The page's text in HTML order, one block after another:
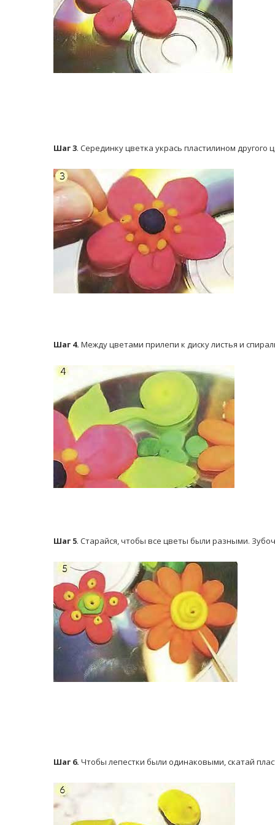
Шаг 3. Серединку цветка укрась пластилином другого
Шаг 4. Между цветами прилепи к диску листья и
Шаг 5. Старайся, чтобы все цветы были разными.
Шаг 6. Чтобы лепестки были одинаковыми, скатай